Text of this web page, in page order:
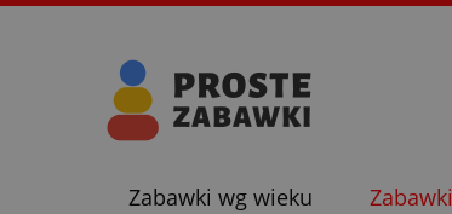
Zabawki wg wieku Zabawki